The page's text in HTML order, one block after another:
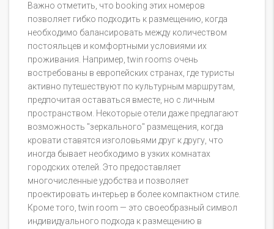
Важно отметить, что booking этих номеров
позволяет гибко подходить к размещению, когда
необходимо балансировать между количеством
постояльцев и комфортными условиями их
проживания. Например, twin rooms очень
востребованы в европейских странах, где туристы
активно путешествуют по культурным маршрутам,
предпочитая оставаться вместе, но с личным
пространством. Некоторые отели даже предлагают
возможность "зеркального" размещения, когда
кровати ставятся изголовьями друг к другу, что
иногда бывает необходимо в узких комнатах
городских отелей. Это предоставляет
многочисленные удобства и позволяет
проектировать интерьер в более компактном стиле.
Кроме того, twin room — это своеобразный символ
индивидуального подхода к размещению в